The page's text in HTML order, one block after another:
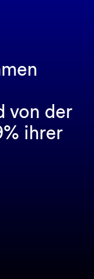
von der
ihrer